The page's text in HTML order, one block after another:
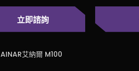
立即諮詢
AINAR艾納爾 M100